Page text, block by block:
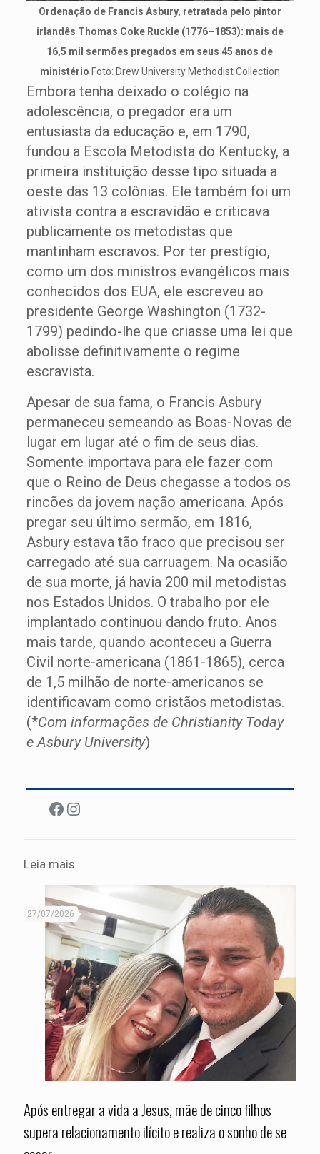
Ordenação de Francis Asbury, retratada pelo pintor
irlandês Thomas Coke Ruckle (1776–1853): mais de
16,5 mil sermões pregados em seus 45 anos de
ministério Foto: Drew University Methodist Collection
Embora tenha deixado o colégio na
adolescência, o pregador era um
entusiasta da educação e, em 1790,
fundou a Escola Metodista do Kentucky, a
primeira instituição desse tipo situada a
oeste das 13 colônias. Ele também foi um
ativista contra a escravidão e criticava
publicamente os metodistas que
mantinham escravos. Por ter prestígio,
como um dos ministros evangélicos mais
conhecidos dos EUA, ele escreveu ao
presidente George Washington (1732-
1799) pedindo-lhe que criasse uma lei que
abolisse definitivamente o regime
escravista.
Apesar de sua fama, o Francis Asbury
permaneceu semeando as Boas-Novas de
lugar em lugar até o fim de seus dias.
Somente importava para ele fazer com
que o Reino de Deus chegasse a todos os
rincões da jovem nação americana. Após
pregar seu último sermão, em 1816,
Asbury estava tão fraco que precisou ser
carregado até sua carruagem. Na ocasião
de sua morte, já havia 200 mil metodistas
nos Estados Unidos. O trabalho por ele
implantado continuou dando fruto. Anos
mais tarde, quando aconteceu a Guerra
Civil norte-americana (1861-1865), cerca
de 1,5 milhão de norte-americanos se
identificavam como cristãos metodistas.
(*Com informações de Christianity Today
e Asbury University)
Facebook
Instagram
Leia mais
27/07/2026
Após entregar a vida a Jesus, mãe de cinco filhos
supera relacionamento ilícito e realiza o sonho de se